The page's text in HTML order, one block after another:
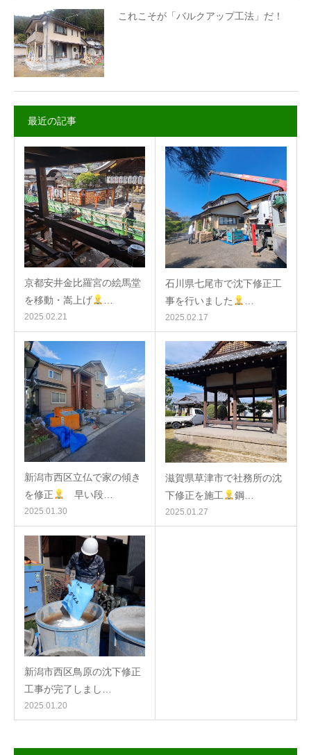
これこそが「バルクアップ工法」だ！
最近の記事
京都安井金比羅宮の絵馬堂
を移動・嵩上げ
2025.02.21
石川県七尾市で沈下修正工
事を行いました
2025.02.17
新潟市西区立仏で家の傾き
を修正
早い段…
2025.01.30
滋賀県草津市で社務所の沈
下修正を施工
鋼…
2025.01.27
新潟市西区鳥原の沈下修正
工事が完了しまし…
2025.01.20